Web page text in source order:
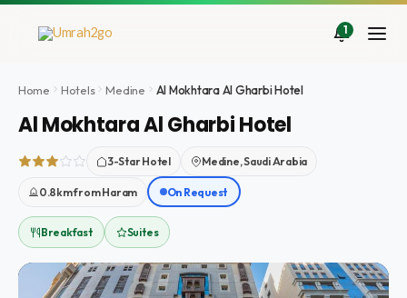
İçeriğe
1
Home Hotels Medine Al Mokhtara Al Gharbi Hotel
Al Mokhtara Al Gharbi Hotel
3-Star Hotel Medine, Saudi Arabia
0.8km from Haram On Request
Breakfast Suites